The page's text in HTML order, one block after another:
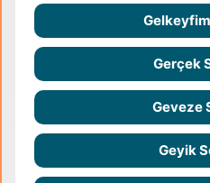
Gerçek
Geveze
Geyik